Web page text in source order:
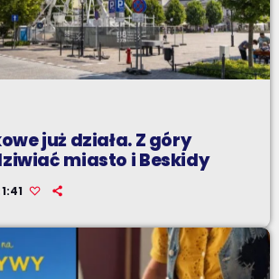
już działa. Z góry
miasto i Beskidy